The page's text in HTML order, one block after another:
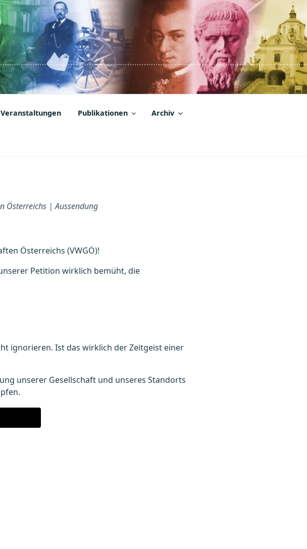
Veranstaltungen Publikationen Archiv
Österreichs |Aussendung
Österreichs (VWGÖ)!
Petition wirklich bemüht, die
ignorieren. Ist das wirklich der Zeitgeist einer
unserer Gesellschaft und unseres Standorts